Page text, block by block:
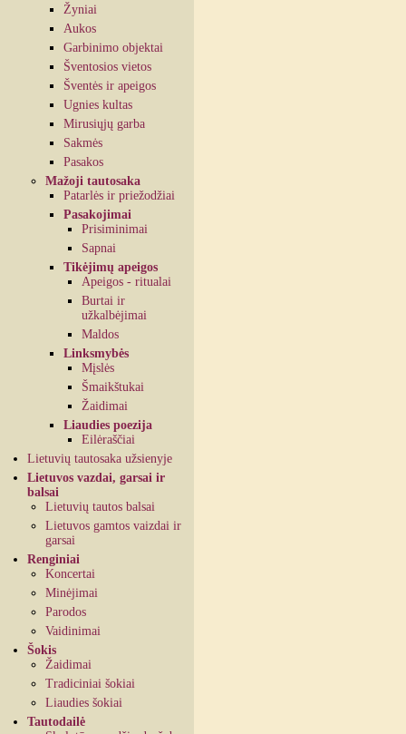
Žyniai
Aukos
Garbinimo objektai
Šventosios vietos
Šventės ir apeigos
Ugnies kultas
Mirusiųjų garba
Sakmės
Pasakos
Mažoji tautosaka
Patarlės ir priežodžiai
Pasakojimai
Prisiminimai
Sapnai
Tikėjimų apeigos
Apeigos - ritualai
Burtai ir
užkalbėjimai
Maldos
Linksmybės
Mįslės
Šmaikštukai
Žaidimai
Liaudies poezija
Eilėraščiai
Lietuvių tautosaka užsienyje
Lietuvos vazdai, garsai ir
balsai
Lietuvių tautos balsai
Lietuvos gamtos vaizdai ir
garsai
Renginiai
Koncertai
Minėjimai
Parodos
Vaidinimai
Šokis
Žaidimai
Tradiciniai šokiai
Liaudies šokiai
Tautodailė